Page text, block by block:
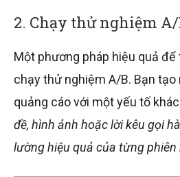
2. Chạy thử nghiệm
Một phương pháp hiệu quả để
chạy thử nghiệm A/B. Bạn tạo
quảng cáo với một yếu tố
đề, hình ảnh hoặc lời kêu gọi
lường hiệu quả của từng phiên